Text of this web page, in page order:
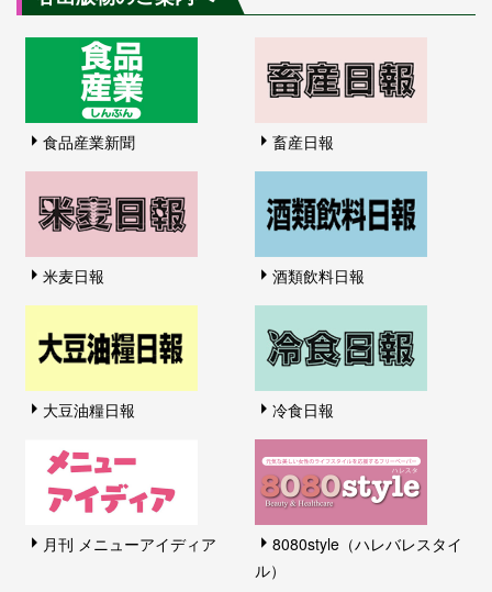
食品産業新聞 畜産日報
米麦日報 酒類飲料日報
大豆油糧日報 冷食日報
月刊 メニューアイディア
8080style（ハレバレスタイ
ル）